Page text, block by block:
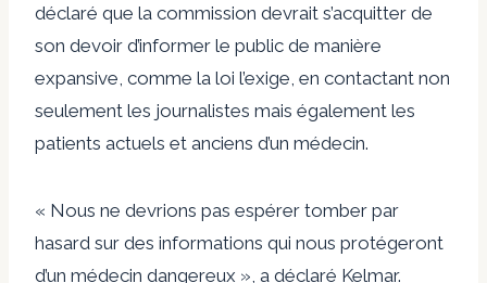
déclaré que la commission devrait s’acquitter de
son devoir d’informer le public de manière
expansive, comme la loi l’exige, en contactant non
seulement les journalistes mais également les
patients actuels et anciens d’un médecin.
« Nous ne devrions pas espérer tomber par
hasard sur des informations qui nous protégeront
d’un médecin dangereux », a déclaré Kelmar.